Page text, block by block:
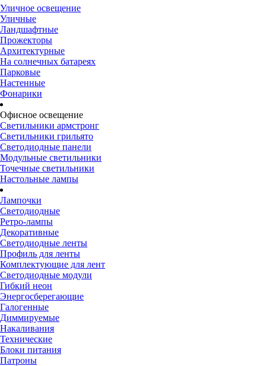
Уличное освещение
Уличные
Ландшафтные
Прожекторы
Архитектурные
На солнечных батареях
Парковые
Настенные
Фонарики
Офисное освещение
Светильники армстронг
Светильники грильято
Светодиодные панели
Модульные светильники
Точечные светильники
Настольные лампы
Лампочки
Светодиодные
Ретро-лампы
Декоративные
Светодиодные ленты
Профиль для ленты
Комплектующие для лент
Светодиодные модули
Гибкий неон
Энергосберегающие
Галогенные
Диммируемые
Накаливания
Технические
Блоки питания
Патроны